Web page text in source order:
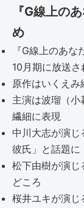
『G線上の
め
『G線上のあ
10月期に放送
原作はいくえみ
主演は波瑠（
繊細に表現
中川大志が演
彼氏」と話題に
松下由樹が演
どころ
桜井ユキが演じ